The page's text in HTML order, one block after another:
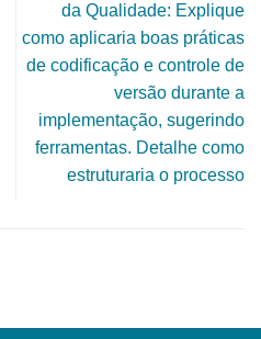
da Qualidade: Explique
como aplicaria boas práticas
de codificação e controle de
versão durante a
implementação, sugerindo
ferramentas. Detalhe como
estruturaria o processo